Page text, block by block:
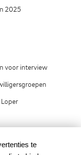
2025
voor interview
te